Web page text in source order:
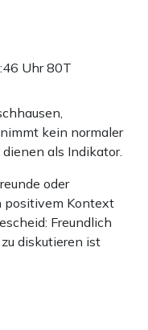
Uhr80T
kein normaler
als Indikator.
oder
positivem Kontext
Freundlich
diskutieren ist